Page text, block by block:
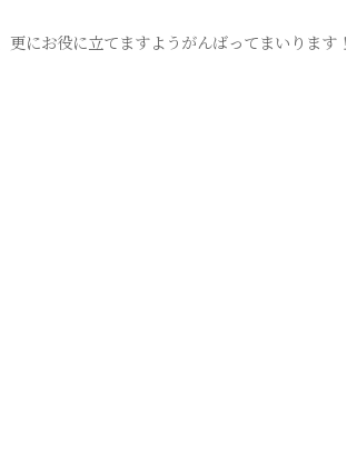
にお役に立てますようがんばってまいります！